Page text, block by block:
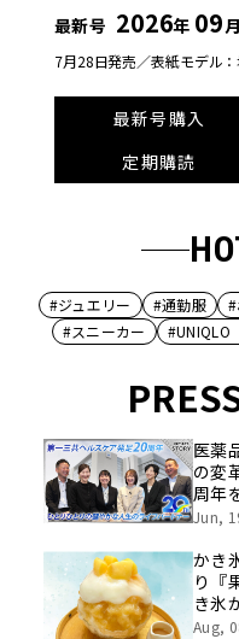
最新号 2026年 09
7月28日発売／表紙モデル
最新号購入
定期購読
#ジュエリー #通勤服
#スニーカー
#UNIQLO
医薬
の変
周年
挑戦
像を
Jun,
かき
り『
き氷
Aug,